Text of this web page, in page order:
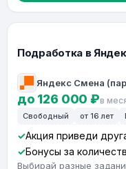
Подработка в
Яндекс Смена
до 126 000 ₽в
Свободный от 16 лет
Акция приведи
Бонусы за
Выбирай разные